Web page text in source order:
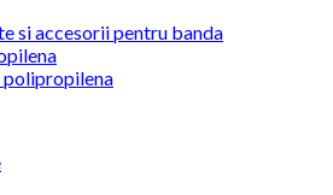
si accesorii pentru banda
polipropilena